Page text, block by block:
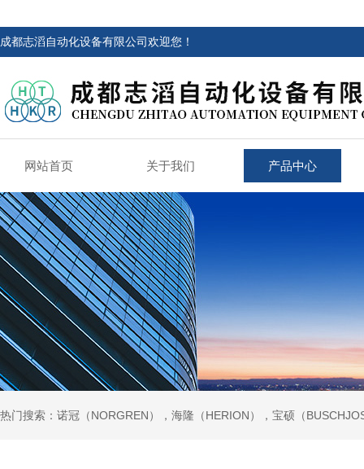
成都志滔自动化设备有限公司欢迎您！
网站首页 关于我们 产品中心
热门搜索：诺冠（NORGREN），海隆（HERION），宝硕（